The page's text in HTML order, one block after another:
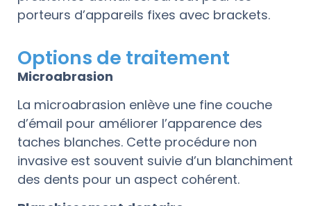
porteurs d’appareils fixes avec brackets.
Options de traitement
Microabrasion
La microabrasion enlève une fine couche
d’émail pour améliorer l’apparence des
taches blanches. Cette procédure non
invasive est souvent suivie d’un blanchiment
des dents pour un aspect cohérent.